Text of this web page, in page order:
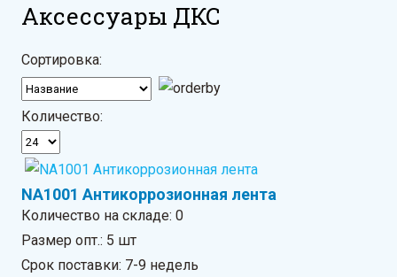
Аксессуары ДКС
Сортировка:
Количество:
NA1001 Антикоррозионная лента
Количество на складе:0
Размер опт.: 5 шт
Срок поставки: 7-9 недель